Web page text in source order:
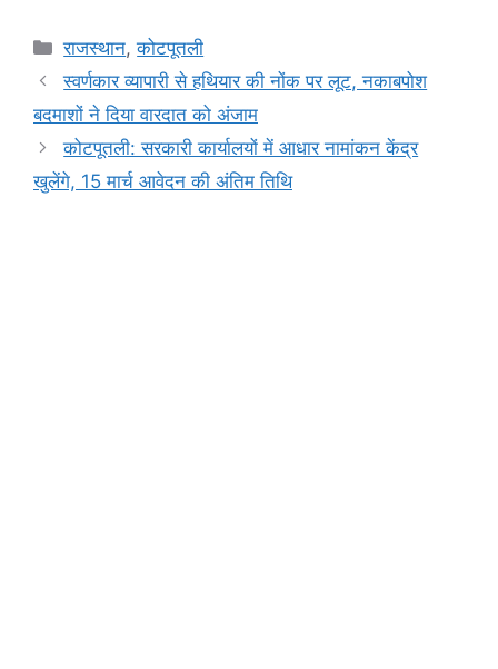
c
e
b
o
o
at
s
A
p
p
s
e
n
g
gr
a
m
y
n
e
Categories
राजस्थान,कोटपूतली
स्वर्णकार व्यापारी से हथियार की नोंक पर लूट, नकाबपोश
बदमाशों ने दिया वारदात को अंजाम
कोटपूतली: सरकारी कार्यालयों में आधार नामांकन केंद्र
खुलेंगे, 15 मार्च आवेदन की अंतिम तिथि